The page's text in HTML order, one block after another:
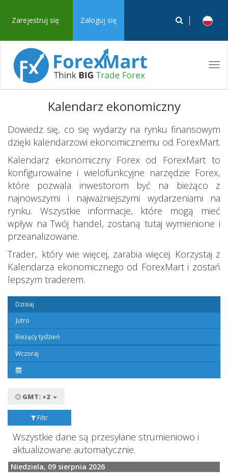
Zarejestruj się Zaloguj się
Kalendarz ekonomiczny
Dowiedz się, co się wydarzy na rynku finansowym
dzięki kalendarzowi ekonomicznemu od ForexMart.
Kalendarz ekonomiczny Forex od ForexMart to
konfigurowalne i wielofunkcyjne narzędzie Forex,
które pozwala inwestorom być na bieżąco z
najnowszymi i najważniejszymi wydarzeniami na
rynku. Wszystkie informacje, które mogą mieć
wpływ na Twój handel, zostaną tutaj wymienione i
przeanalizowane.
Trader,. który wie więcej, zarabia więcej. Korzystaj z
Kalendarza ekonomicznego od ForexMart i zostań
lepszym traderem.
Dzisiaj
Jutro
Bieżący tydzień
Wczoraj
GMT: +2
Filtr
Wszystkie dane są przesyłane strumieniowo i
aktualizowane automatycznie.
Niedziela, 09 sierpnia 2026